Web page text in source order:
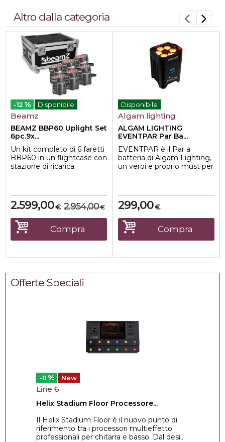
Altro dalla categoria
-12 % Disponibile
Beamz
BEAMZ BBP60 Uplight Set
6pc.9x...
Un kit completo di 6 faretti
BBP60 in un flightcase con
stazione di ricarica
€
2.599,00 €
2.954,00
Compra
Disponibile
Algam lighting
ALGAM LIGHTING
EVENTPAR Par Ba...
EVENTPAR è il Par a
batteria di Algam Lighting,
un veroi e proprio must per
€
299,00
Compra
Offerte Speciali
-11 % New
Line 6
Helix Stadium Floor Processore...
Il Helix Stadium Floor è il nuovo punto di
riferimento tra i processori multieffetto
professionali per chitarra e basso. Dal desi...